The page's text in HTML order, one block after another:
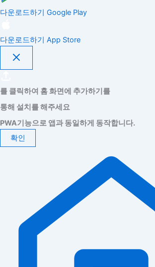
다운로드하기 Google Play
다운로드하기 App Store
를 클릭하여 홈 화면에 추가하기를
통해 설치를 해주세요
PWA기능으로 앱과 동일하게 동작합니다.
확인